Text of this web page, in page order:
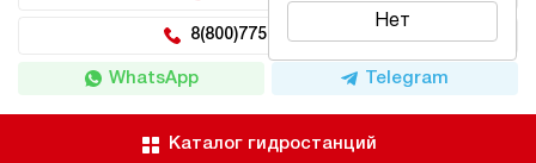
Нет
8(800)775-04-62 доб 5
WhatsApp Telegram
Каталог гидростанций